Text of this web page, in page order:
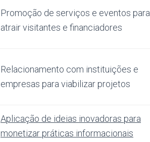
Promoção de serviços e eventos para
atrair visitantes e financiadores
Relacionamento com instituições e
empresas para viabilizar projetos
Aplicação de ideias inovadoras para
monetizar práticas informacionais